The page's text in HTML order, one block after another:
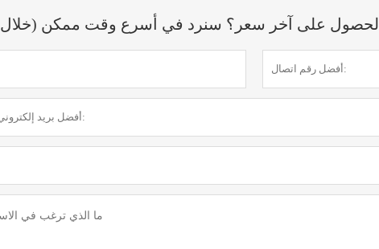
الحصول على آخر سعر؟ سنرد في أسرع وقت ممكن (خلال 12 ساعة)